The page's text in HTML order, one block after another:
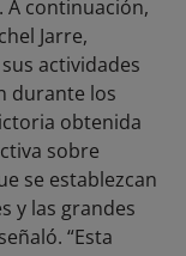
continuación,
Jarre,
actividades
durante los
obtenida
sobre
se establezcan
y las grandes
“Esta